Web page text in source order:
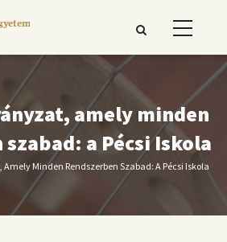
amely minden
a Pécsi Iskola
Minden Rendszerben Szabad: A Pécsi Iskola